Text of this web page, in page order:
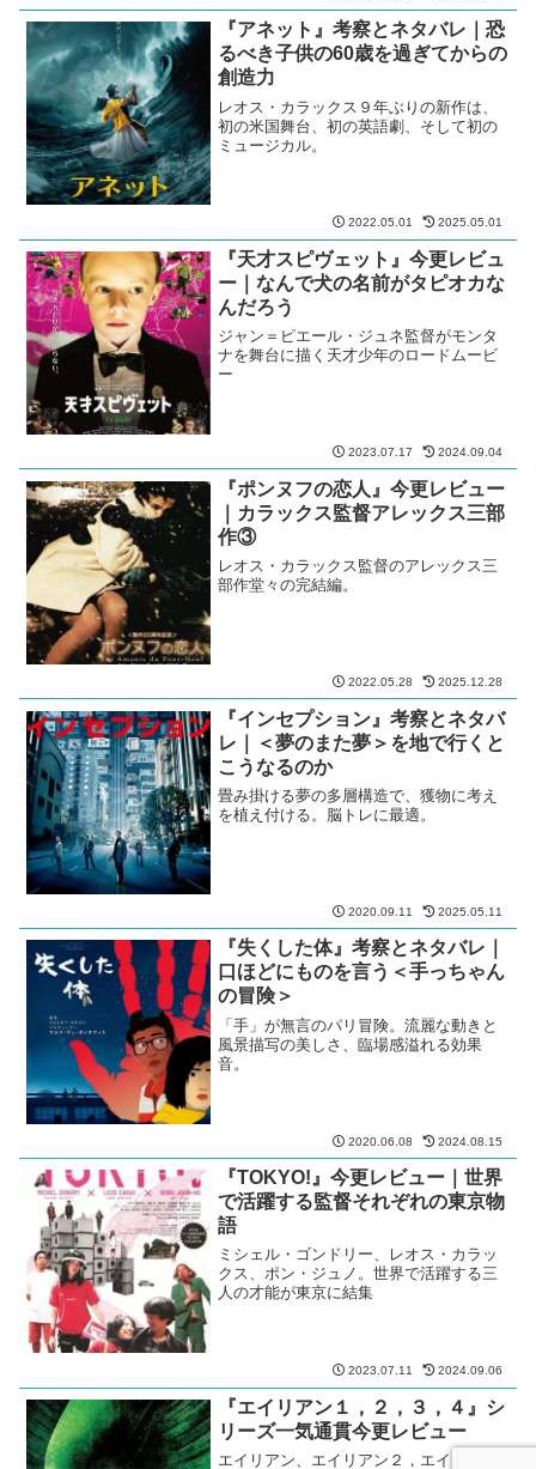
『アネット』考察とネタバレ｜恐
るべき子供の60歳を過ぎてからの
創造力
レオス・カラックス９年ぶりの新作は、
初の米国舞台、初の英語劇、そして初の
ミュージカル。
2022.05.01 2025.05.01
『天才スピヴェット』今更レビュ
ー｜なんで犬の名前がタピオカな
んだろう
ジャン＝ピエール・ジュネ監督がモンタ
ナを舞台に描く天才少年のロードムービ
ー
2023.07.17 2024.09.04
『ポンヌフの恋人』今更レビュー
｜カラックス監督アレックス三部
作③
レオス・カラックス監督のアレックス三
部作堂々の完結編。
2022.05.28 2025.12.28
『インセプション』考察とネタバ
レ｜＜夢のまた夢＞を地で行くと
こうなるのか
畳み掛ける夢の多層構造で、獲物に考え
を植え付ける。脳トレに最適。
2020.09.11 2025.05.11
『失くした体』考察とネタバレ｜
口ほどにものを言う＜手っちゃん
の冒険＞
「手」が無言のパリ冒険。流麗な動きと
風景描写の美しさ、臨場感溢れる効果
音。
2020.06.08 2024.08.15
『TOKYO!』今更レビュー｜世界
で活躍する監督それぞれの東京物
語
ミシェル・ゴンドリー、レオス・カラッ
クス、ポン・ジュノ。世界で活躍する三
人の才能が東京に結集
2023.07.11 2024.09.06
『エイリアン１，２，３，４』シ
リーズ一気通貫今更レビュー
エイリアン、エイリアン２，エイリアン